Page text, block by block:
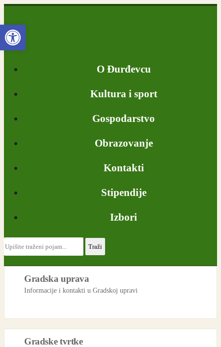
Open toolbar
O Đurđevcu
Kultura i sport
Gospodarstvo
Obrazovanje
Kontakti
Stipendije
Izbori
Gradska uprava
Informacije i kontakti u Gradskoj upravi
Gradske tvrtke